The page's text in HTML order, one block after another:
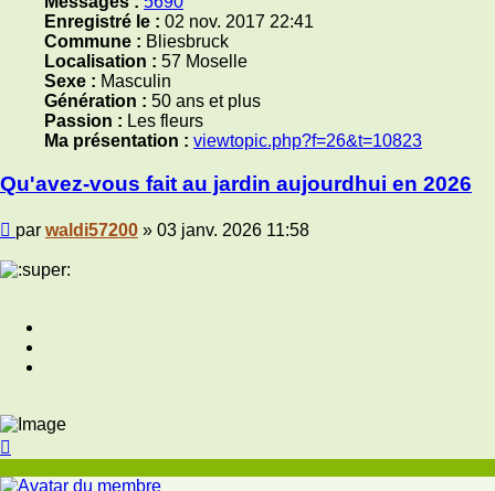
Enregistré le : 02 nov. 2017 22:41
Commune : Bliesbruck
Localisation : 57 Moselle
Sexe : Masculin
Génération : 50 ans et plus
Passion : Les fleurs
Ma présentation : viewtopic.php?f=26&t=10823
Qu'avez-vous fait au jardin aujourdhui en 2026
Message
par waldi57200 » 03 janv. 2026 11:58